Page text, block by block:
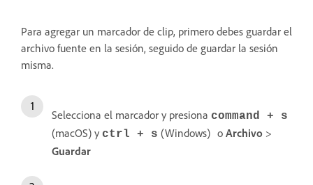
Para agregar un marcador de clip, primero debes guardar el
archivo fuente en la sesión, seguido de guardar la sesión
misma.
Selecciona el marcador y presiona command + s
(macOS) y ctrl + s (Windows) o Archivo >
Guardar